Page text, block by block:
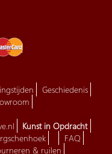
Geschiedenis
Kunst in Opdracht
FAQ
& ruilen